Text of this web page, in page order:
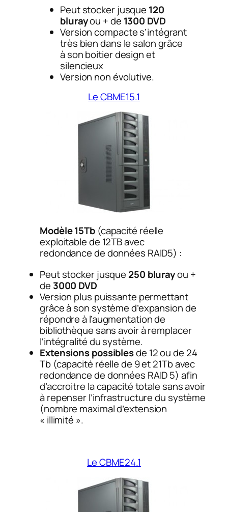
Peut stocker jusque 120
blurayou + de 1300 DVD
Version compacte s’intégrant
très bien dans le salon grâce
à son boitier design et
silencieux
Version non évolutive.
Le CBME15.1
Modèle 15Tb(capacité réelle
exploitable de 12TB avec
redondance de données RAID5) :
Peut stocker jusque 250 blurayou +
de 3000 DVD
Version plus puissante permettant
grâce à son système d’expansion de
répondre à l’augmentation de
bibliothèque sans avoir à remplacer
l’intégralité du système.
Extensions possiblesde 12 ou de 24
Tb (capacité réelle de 9 et 21Tb avec
redondance de données RAID 5) afin
d’accroitre la capacité totale sans avoir
à repenser l’infrastructure du système
(nombre maximal d’extension
« illimité ».
Le CBME24.1